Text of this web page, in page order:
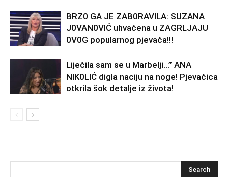
BRZ0 GA JE ZAB0RAVlLA: SUZANA
J0VAN0VIĆ uhvaćena u ZAGRLJAJU
0V0G popularnog pjevača!!!
Liječila sam se u Marbelji…” ANA
NlK0LlĆ digla naciju na noge! Pjevačica
otkrila šok detalje iz života!